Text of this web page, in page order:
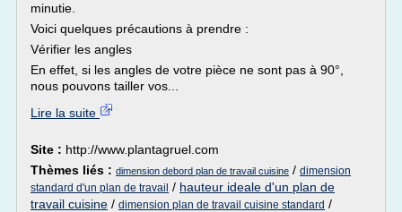
minutie.
Voici quelques précautions à prendre :
Vérifier les angles
En effet, si les angles de votre pièce ne sont pas à 90°,
nous pouvons tailler vos...
Lire la suite
Site : http://www.plantagruel.com
Thèmes liés : dimension debord plan de travail cuisine / dimension
standard d'un plan de travail / hauteur ideale d'un plan de
travail cuisine / dimension plan de travail cuisine standard /